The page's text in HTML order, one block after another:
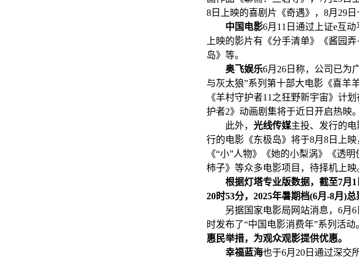
8日上映的喜剧片《奇遇》，8月29
中国电影6月11日通过上证e互
上映的影片有《分手清单》《酱园
岛》等。
奥飞娱乐6月26日称，公司已为
与灰太狼”系列第十部大电影《喜羊
《羊村守护者11之狂野新宇宙》计
护者2》动画剧集将于近日开启热映。
此外， 光线传媒主投、发行的
行的电影《东极岛》将于8月8日上
《“小”人物》《她的小梨涡》《透
柿子》等众多电影项目，待择机上映
根据灯塔专业版数据，截至7月
20时53分，2025年暑期档(6月-8月)总
另据国家电影局网站消息，6月6
时发布了“中国电影消费年”系列活动
惠民举措，为观众观影提供优惠。
幸福蓝海也于6月20日通过深交